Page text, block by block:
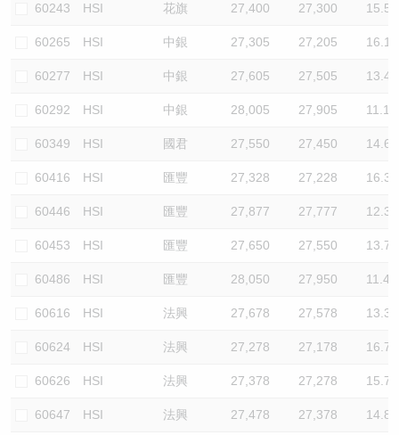
60243 HSI 花旗 27,400 27,300 15.5
60265 HSI 中銀 27,305 27,205 16.1
60277 HSI 中銀 27,605 27,505 13.4
60292 HSI 中銀 28,005 27,905 11.1
60349 HSI 國君 27,550 27,450 14.6
60416 HSI 匯豐 27,328 27,228 16.3
60446 HSI 匯豐 27,877 27,777 12.3
60453 HSI 匯豐 27,650 27,550 13.7
60486 HSI 匯豐 28,050 27,950 11.4
60616 HSI 法興 27,678 27,578 13.3
60624 HSI 法興 27,278 27,178 16.7
60626 HSI 法興 27,378 27,278 15.7
60647 HSI 法興 27,478 27,378 14.8